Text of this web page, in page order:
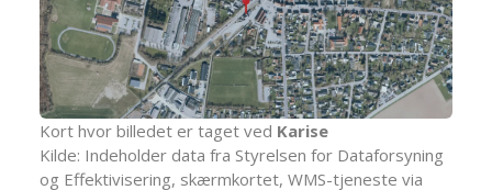
Kort hvor billedet er taget ved Karise
Kilde: Indeholder data fra Styrelsen for Dataforsyning
og Effektivisering, skærmkortet, WMS-tjeneste via